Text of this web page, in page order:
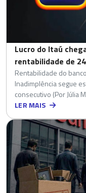
Lucro do Itaú
rentabilidade de
Rentabilidade do
Inadimplência segue
consecutivo (Por Júlia
LER MAIS